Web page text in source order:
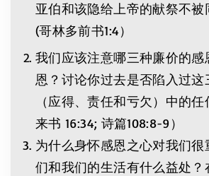
亚伯和该隐给上帝的献祭不被
(哥林多前书1:4）
我们应该注意哪三种廉价的感
恩？讨论你过去是否陷入过这
（应得、责任和亏欠）中的
来书 16:34; 诗篇108:8-9）
为什么身怀感恩之心对我们
们和我们的生活有什么益处？